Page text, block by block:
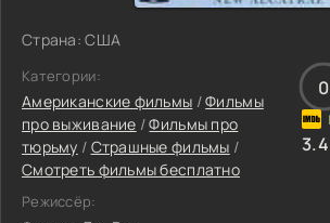
Страна: США
Категории:
Американские фильмы /Фильмы
про выживание /Фильмы про
тюрьму / Страшные фильмы /
Смотреть фильмы бесплатно
Режиссёр:
0
3.4